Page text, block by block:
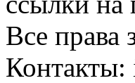
Все
Контакты: